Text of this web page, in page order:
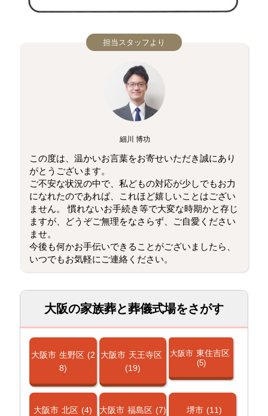
担当スタッフより
細川 博功
この度は、温かいお言葉をお寄せいただき誠にあり
がとうございます。
ご不安な状況の中で、私どもの対応が少しでもお力
になれたのであれば、これほど嬉しいことはござい
ません。 慣れないお手続き等で大変な時期かと存じ
ますが、どうぞご無理をなさらず、ご自愛ください
ませ。
今後も何かお手伝いできることがございましたら、
いつでもお気軽にご連絡ください。
大阪の家族葬と葬儀式場をさがす
大阪市 生野区 (2
8)
大阪市 天王寺区
(19)
大阪市 東住吉区
(5)
大阪市 北区 (4) 大阪市 福島区 (7) 堺市 (11)